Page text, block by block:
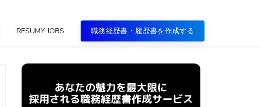
RESUMY JOBS
職務経歴書・履歴書を作成する